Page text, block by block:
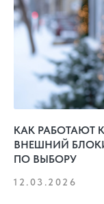
КАК РАБОТАЮТ
ВНЕШНИЙ
ПО ВЫБОРУ
12.03.2026